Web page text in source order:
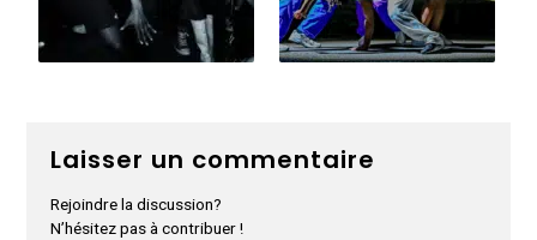
Laisser un commentaire
Rejoindre la discussion?
N’hésitez pas à contribuer !